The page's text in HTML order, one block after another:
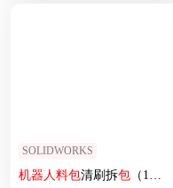
SOLIDWORKS
机器人料包清刷拆包（1对2）方案